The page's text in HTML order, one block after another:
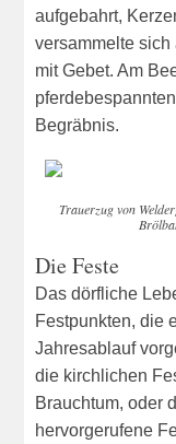
aufgebahrt,
versammelte sich
mit Gebet. Am
Begräbnis.
Trauerzug von
Die Feste
Das dörfliche
Festpunkten, die
Jahresablauf
die kirchlichen
Brauchtum, oder
hervorgerufene